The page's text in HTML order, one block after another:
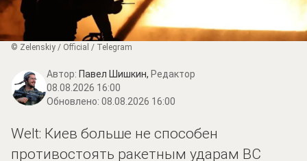
© Zеlеnskiу / Оfficiаl / Telegram
Автор: Павел Шишкин, Редактор
08.08.2026 16:00
Обновлено: 08.08.2026 16:00
Welt: Киев больше не способен
противостоять ракетным ударам ВС